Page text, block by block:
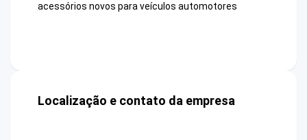
acessórios novos para veículos automotores
Localização e contato da empresa